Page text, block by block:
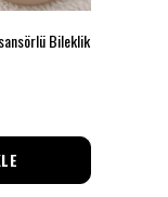
Bileklik